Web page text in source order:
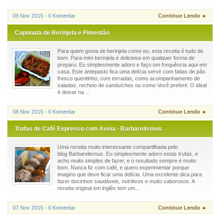
09 Nov 2015 - 0 Komentar Continue Lendo ►
Caponata de Berinjela e Pimentão
Para quem gosta de berinjela como eu, esta receita é tudo de
bom. Para mim berinjela é deliciosa em qualquer forma de
preparo. Eu simplesmente adoro e faço om frequência aqui em
casa. Este antepasto fica uma delícia servir com fatias de pão
fresco quentinho, com torradas, como acompanhamento de
saladas, recheio de sanduíches ou como Você preferir. O ideal
é deixar na ...
08 Nov 2015 - 0 Komentar Continue Lendo ►
Trufas de Café Expresso com Aveia - Barbarelismus
Uma receita muito interessante compartilhada pelo
blog Barbarelismus. Eu simplesmente adoro estas trufas, e
acho muito simples de fazer, e o resultado sempre é muito
bom. Nunca fiz com café, e quero experimentar porque
imagino que deve ficar uma delícia. Uma excelente dica para
fazer docinhos saudáveis, nutritivos e muito saborosos. A
receita original em inglês tem um...
07 Nov 2015 - 0 Komentar Continue Lendo ►